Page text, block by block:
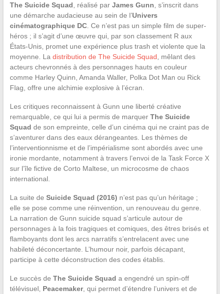
The Suicide Squad , réalisé par James Gunn , s’inscrit dans
une démarche audacieuse au sein de l’Univers
cinématographique DC. Ce n’est pas un simple film de super-
héros ; il s’agit d’une œuvre qui, par son classement R aux
États-Unis, promet une expérience plus trash et violente que la
moyenne. La distribution de The Suicide Squad , mêlant des
acteurs chevronnés à des personnages hauts en couleur
comme Harley Quinn, Amanda Waller, Polka Dot Man ou Rick
Flag, offre une alchimie explosive à l’écran.
Les critiques reconnaissent à Gunn une liberté créative
remarquable, ce qui lui a permis de marquer The Suicide
Squad de son empreinte, celle d’un cinéma qui ne craint pas de
s’aventurer dans des eaux dérangeantes. Les thèmes de
l’interventionnisme et de l’impérialisme sont abordés avec une
ironie mordante, notamment à travers l’envoi de la Task Force X
sur l’île fictive de Corto Maltese, un microcosme de chaos
international.
La suite de Suicide Squad (2016) n’est pas qu’un héritage ;
elle se pose comme une réinvention, un renouveau du genre.
La narration de Gunn suicide squad s’articule autour de
personnages à la fois tragiques et comiques, des êtres brisés et
flamboyants dont les arcs narratifs s’entrelacent avec une
habileté déconcertante. L’humour noir, parfois décapant,
participe à cette déconstruction des codes établis.
Le succès de The Suicide Squad a engendré un spin-off
télévisuel, Peacemaker, qui permet d’étendre l’univers et de